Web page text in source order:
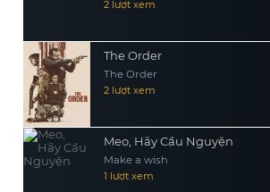
2 lượt xem
The Order
The Order
2 lượt xem
Meo, Hãy Cầu Nguyện
Make a wish
1 lượt xem